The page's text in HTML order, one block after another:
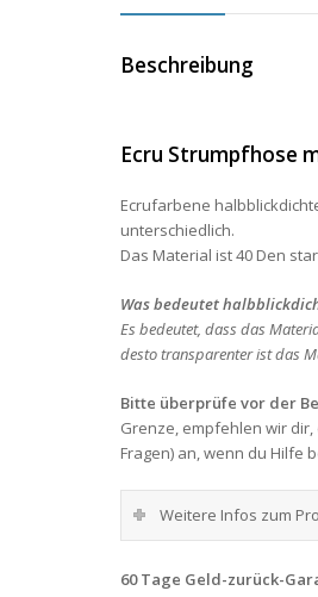
Beschreibung
Ecru Strumpfhose
Ecrufarbene
unterschiedlich.
Das Material ist 40 Den
Was bedeutet
Es bedeutet, dass das
desto transparenter ist das
Bitte überprüfe vor der
Grenze, empfehlen wir
Fragen) an, wenn du Hilfe
Weitere Infos zum
60 Tage Geld-zurück-